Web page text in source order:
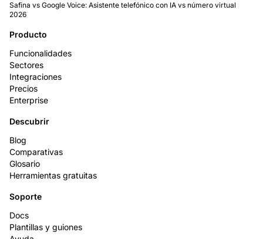
Safina vs Google Voice: Asistente telefónico con IA vs número virtual
2026
Producto
Funcionalidades
Sectores
Integraciones
Precios
Enterprise
Descubrir
Blog
Comparativas
Glosario
Herramientas gratuitas
Soporte
Docs
Plantillas y guiones